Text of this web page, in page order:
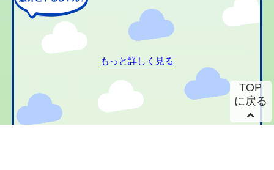
もっと詳しく見る
TOP
に戻る